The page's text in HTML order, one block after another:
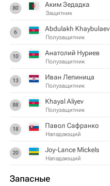
80 Аким Зедадка
Защитник
6 Abdulakh Khaybulaev
Полузащитник
10 Анатолий Нуриев
Полузащитник
13 Иван Лепиница
Полузащитник
88 Khayal Aliyev
Полузащитник
18 Павол Сафранко
Нападающий
20 Joy-Lance Mickels
Нападающий
Запасные